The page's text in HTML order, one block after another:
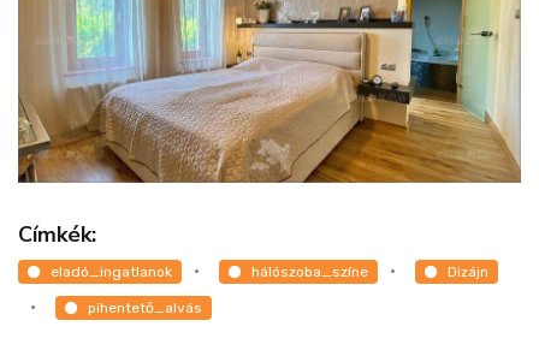
Címkék:
eladó_ingatlanok hálószoba_színe Dizájn
pihentető_alvás